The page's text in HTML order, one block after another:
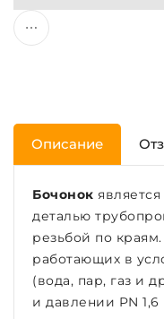
Описание
Бочонок
деталью
резьбой по
работающих в
(вода, пар, газ и
и давлении PN